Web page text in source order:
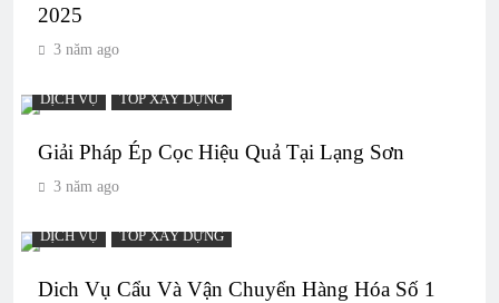
2025
3 năm ago
DỊCH VỤ TOP XÂY DỰNG
Giải Pháp Ép Cọc Hiệu Quả Tại Lạng Sơn
3 năm ago
DỊCH VỤ TOP XÂY DỰNG
Dich Vụ Cẩu Và Vận Chuyển Hàng Hóa Số 1